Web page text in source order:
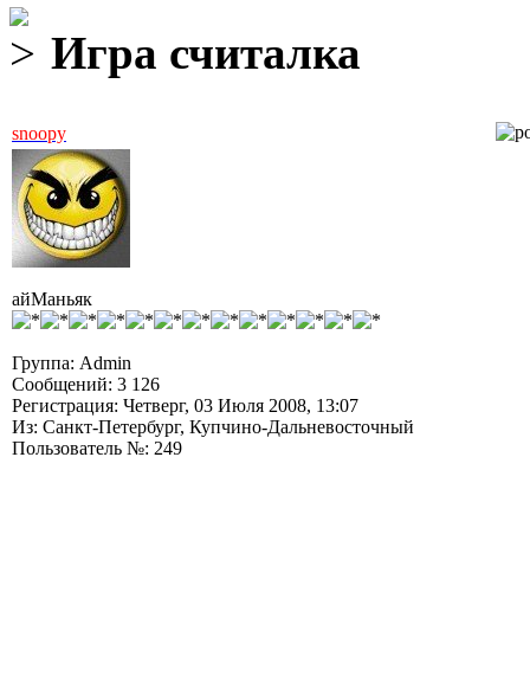
Игра считалка
snoopy
айМаньяк
Группа: Admin
Сообщений: 3 126
Регистрация: Четверг, 03 Июля 2008, 13:07
Из: Санкт-Петербург, Купчино-Дальневосточный
Пользователь №: 249